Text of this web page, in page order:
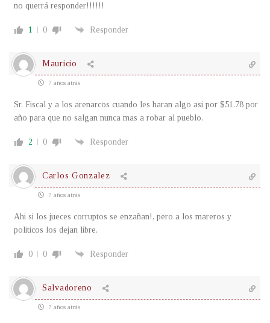
no querrá responder!!!!!!
1 0 Responder
Mauricio
7 años atrás
Sr. Fiscal y a los arenarcos cuando les haran algo asi por $51.78 por
año para que no salgan nunca mas a robar al pueblo.
2 0 Responder
Carlos Gonzalez
7 años atrás
Ahi si los jueces corruptos se enzañan!, pero a los mareros y
politicos los dejan libre.
0 0 Responder
Salvadoreno
7 años atrás